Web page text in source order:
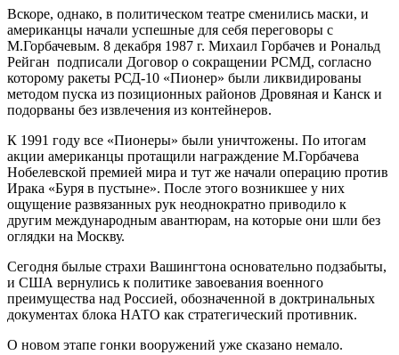
Вскоре, однако, в политическом театре сменились маски, и
американцы начали успешные для себя переговоры с
М.Горбачевым. 8 декабря 1987 г. Михаил Горбачев и Рональд
Рейган подписали Договор о сокращении РСМД, согласно
которому ракеты РСД-10 «Пионер» были ликвидированы
методом пуска из позиционных районов Дровяная и Канск и
подорваны без извлечения из контейнеров.
К 1991 году все «Пионеры» были уничтожены. По итогам
акции американцы протащили награждение М.Горбачева
Нобелевской премией мира и тут же начали операцию против
Ирака «Буря в пустыне». После этого возникшее у них
ощущение развязанных рук неоднократно приводило к
другим международным авантюрам, на которые они шли без
оглядки на Москву.
Сегодня былые страхи Вашингтона основательно подзабыты,
и США вернулись к политике завоевания военного
преимущества над Россией, обозначенной в доктринальных
документах блока НАТО как стратегический противник.
О новом этапе гонки вооружений уже сказано немало.